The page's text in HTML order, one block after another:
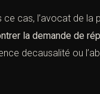
ce cas, l’avocat de la
la demande de
decausalité ou